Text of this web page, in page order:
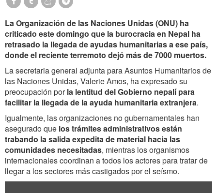
La Organización de las Naciones Unidas (ONU) ha
criticado este domingo que la burocracia en Nepal ha
retrasado la llegada de ayudas humanitarias a ese país,
donde el reciente terremoto dejó más de 7000 muertos.
La secretaria general adjunta para Asuntos Humanitarios de
las Naciones Unidas, Valerie Amos, ha expresado su
preocupación porla lentitud del Gobierno nepalí para
facilitar la llegada de la ayuda humanitaria extranjera.
Igualmente, las organizaciones no gubernamentales han
asegurado que los trámites administrativos están
trabando la salida expedita de material hacia las
comunidades necesitadas, mientras los organismos
internacionales coordinan a todos los actores para tratar de
llegar a los sectores más castigados por el seísmo.